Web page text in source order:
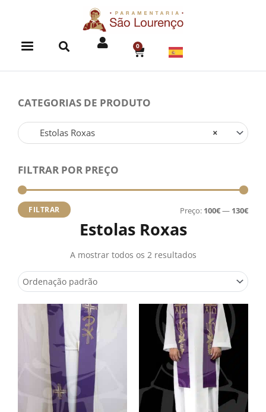
0
CART
CATEGORIAS DE PRODUTO
×
Estolas Roxas
FILTRAR POR PREÇO
FILTRAR Preço: 100€— 130€
Estolas Roxas
A mostrar todos os 2 resultados